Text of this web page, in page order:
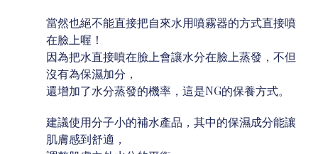
當然也絕不能直接把自來水用噴霧器的方式直接噴
在臉上喔！
因為把水直接噴在臉上會讓水分在臉上蒸發，不但
沒有為保濕加分，
還增加了水分蒸發的機率，這是NG的保養方式。
建議使用分子小的補水產品，其中的保濕成分能讓
肌膚感到舒適，